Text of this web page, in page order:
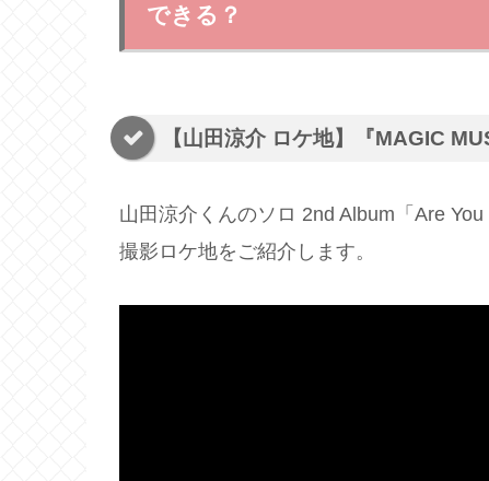
できる？
【山田涼介 ロケ地】『MAGIC
山田涼介くんのソロ 2nd Album「Are
撮影ロケ地をご紹介します。